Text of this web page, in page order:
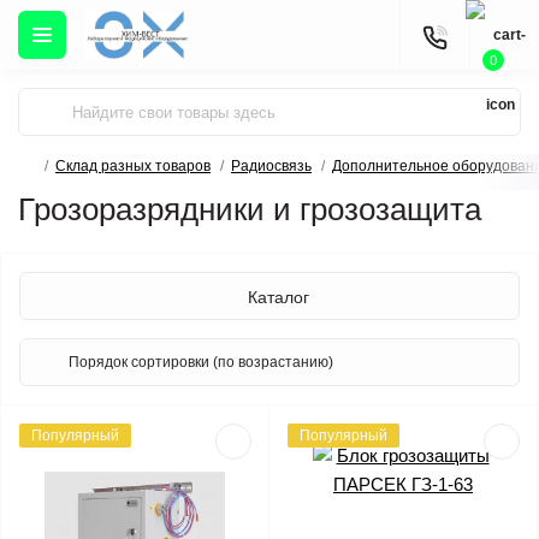
0
Склад разных товаров Радиосвязь Дополнительное
Грозоразрядники и грозозащита
Каталог
Популярный Популярный